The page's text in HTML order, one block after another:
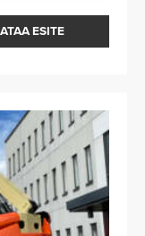
ESITE